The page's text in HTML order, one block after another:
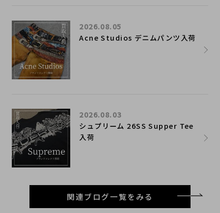
Acne Studios デニムパンツ入荷
2026.08.05
シュプリーム 26SS Supper Tee
入荷
2026.08.03
関連ブログ一覧をみる